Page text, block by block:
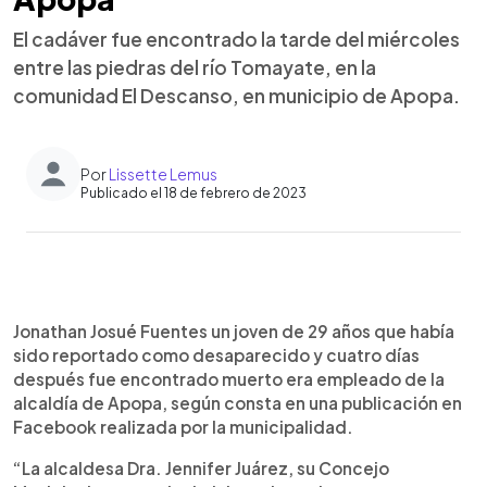
El cadáver fue encontrado la tarde del miércoles
entre las piedras del río Tomayate, en la
comunidad El Descanso, en municipio de Apopa.
PorLissette Lemus
Publicado el 18 de febrero de 2023
Escuchar artículo
Jonathan Josué Fuentes un joven de 29 años que había
sido reportado como desaparecido y cuatro días
después fue encontrado muerto era empleado de la
alcaldía de Apopa, según consta en una publicación en
Facebook realizada por la municipalidad.
“La alcaldesa Dra. Jennifer Juárez, su Concejo